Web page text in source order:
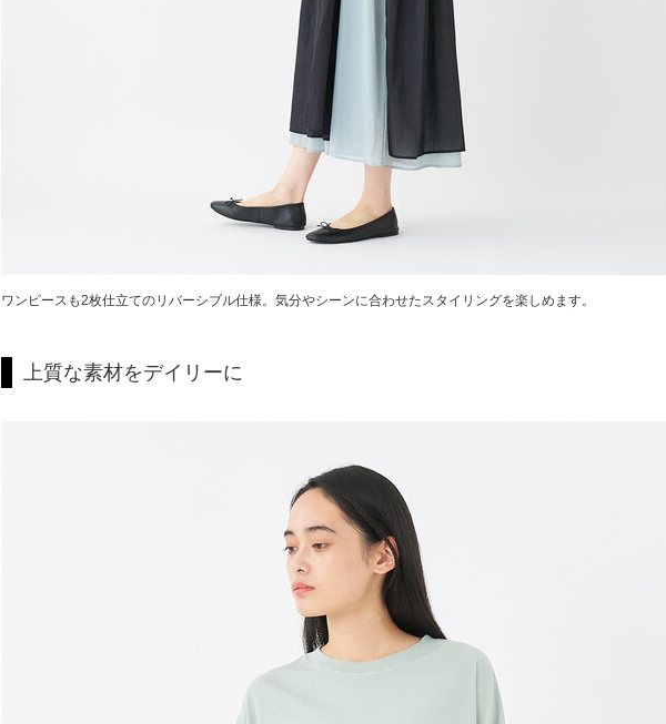
ワンピースも2枚仕立てのリバーシブル仕様。気分やシーンに合わせたスタイリングを楽しめます。
上質な素材をデイリーに